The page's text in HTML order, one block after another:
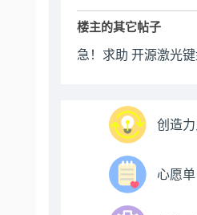
楼主的其它帖子
急！求助 开源激光
创造
心愿单